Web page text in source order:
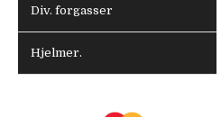
Div. forgasser
Hjelmer.